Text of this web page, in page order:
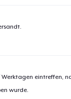
Werktagen eintreffen,
wurde.